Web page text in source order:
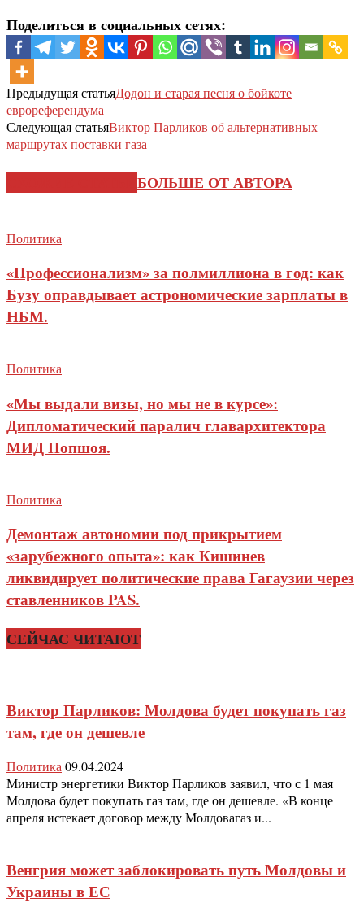
Поделиться в социальных сетях:
Предыдущая статьяДодон и старая песня о бойкоте
еврореферендума
Следующая статьяВиктор Парликов об альтернативных
маршрутах поставки газа
БОЛЬШЕ ОТ АВТОРА
Политика
«Профессионализм» за полмиллиона в год: как
Бузу оправдывает астрономические зарплаты в
НБМ.
Политика
«Мы выдали визы, но мы не в курсе»:
Дипломатический паралич главархитектора
МИД Попшоя.
Политика
Демонтаж автономии под прикрытием
«зарубежного опыта»: как Кишинев
ликвидирует политические права Гагаузии через
ставленников PAS.
СЕЙЧАС ЧИТАЮТ
Виктор Парликов: Молдова будет покупать газ
там, где он дешевле
Политика09.04.2024
Министр энергетики Виктор Парликов заявил, что с 1 мая
Молдова будет покупать газ там, где он дешевле. «В конце
апреля истекает договор между Молдовагаз и...
Венгрия может заблокировать путь Молдовы и
Украины в ЕС